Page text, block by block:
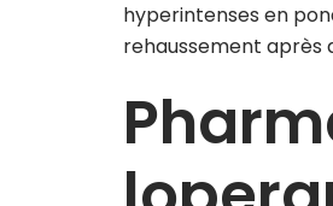
hyperintenses en
rehaussement après